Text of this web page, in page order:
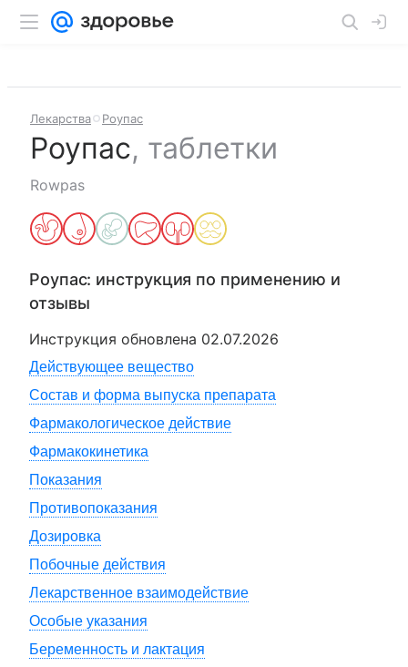
Лекарства Роупас
Роупас, таблетки
Rowpas
Роупас: инструкция по применению и
отзывы
Инструкция обновлена 02.07.2026
Действующее вещество
Состав и форма выпуска препарата
Фармакологическое действие
Фармакокинетика
Показания
Противопоказания
Дозировка
Побочные действия
Лекарственное взаимодействие
Особые указания
Беременность и лактация